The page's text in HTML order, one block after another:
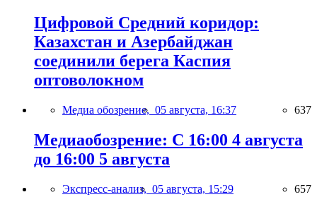
Цифровой Средний коридор:
Казахстан и Азербайджан
соединили берега Каспия
оптоволокном
Медиа обозрение, 05 августа, 16:37 637
Медиаобозрение: С 16:00 4 августа
до 16:00 5 августа
Экспресс-анализ, 05 августа, 15:29 657